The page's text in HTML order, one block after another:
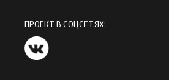
ПРОЕКТ В СОЦСЕТЯХ: